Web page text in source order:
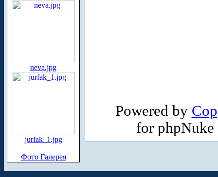
neva.jpg
jurfak_1.jpg
Фото Галерея
Powered by
for